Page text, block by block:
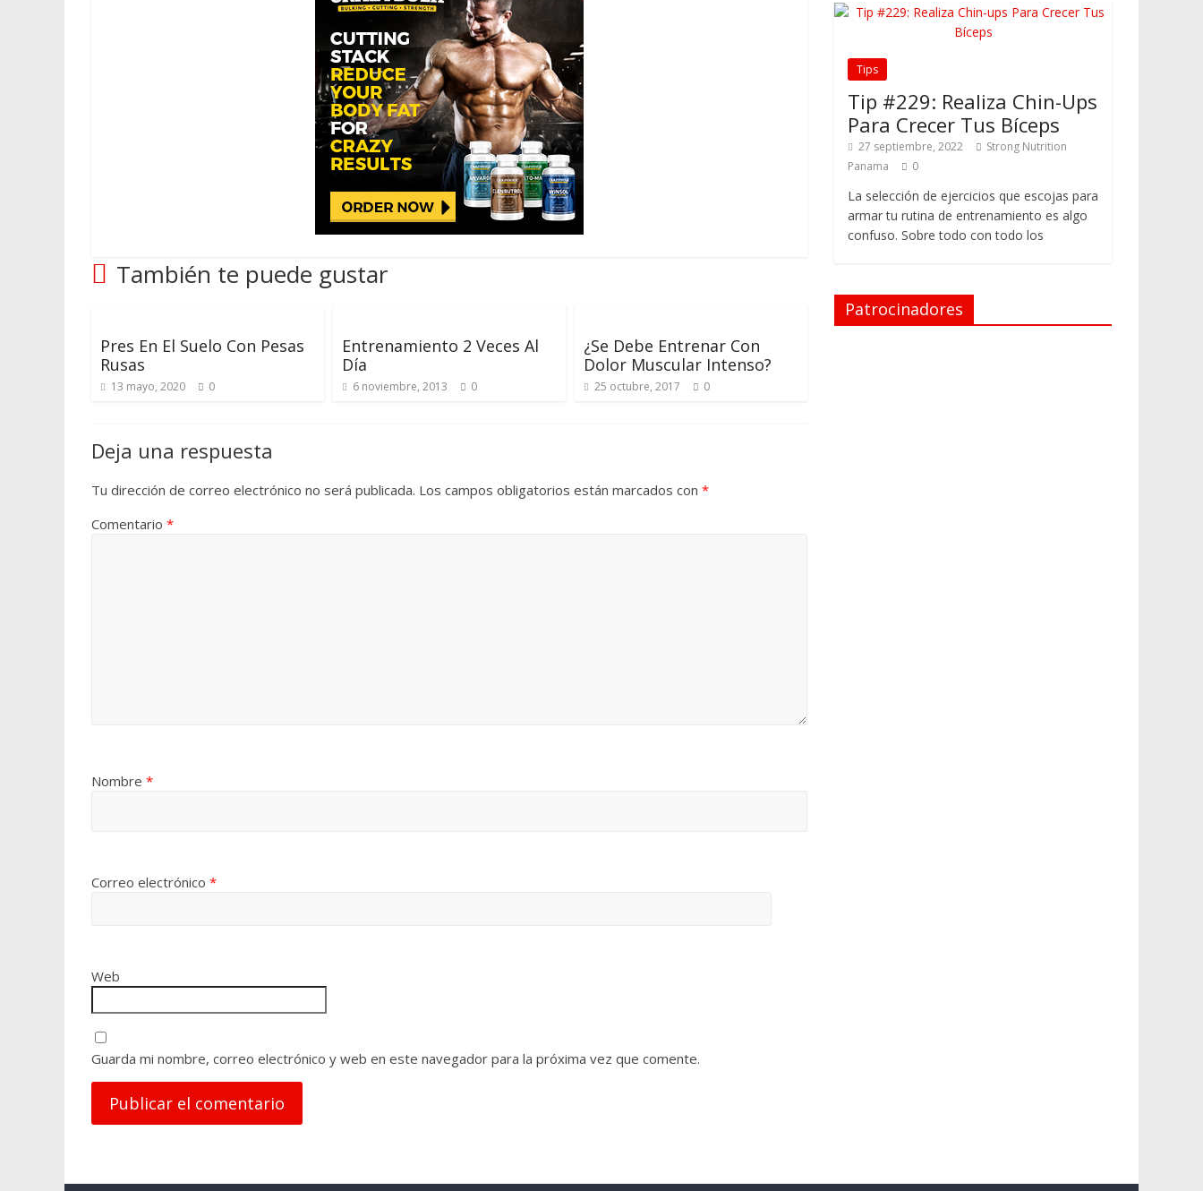
También te puede gustar
Pres En El Suelo Con Pesas
Rusas
13 mayo, 2020 0
Entrenamiento 2 Veces Al
Día
6 noviembre, 2013 0
¿Se Debe Entrenar Con
Dolor Muscular Intenso?
25 octubre, 2017 0
Deja una respuesta
Tu dirección de correo electrónico no será publicada. Los campos obligatorios están marcados con *
Comentario *
Nombre *
Correo electrónico *
Web
Guarda mi nombre, correo electrónico y web en este navegador para la próxima vez que comente.
Tips
Tip #229: Realiza Chin-Ups
Para Crecer Tus Bíceps
27 septiembre, 2022
Strong Nutrition
Panama
0
La selección de ejercicios que escojas para
armar tu rutina de entrenamiento es algo
confuso. Sobre todo con todo los
Patrocinadores